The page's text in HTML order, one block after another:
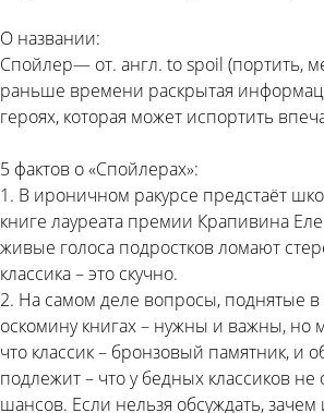
О названии:
Спойлер— от. англ. to spoil (портить,
раньше времени раскрытая
героях, которая может испортить
5 фактов о «Спойлерах»:
1. В ироничном ракурсе предстаёт
книге лауреата премии Крапивина
живые голоса подростков ломают
классика – это скучно.
2. На самом деле вопросы, поднятые
оскомину книгах – нужны и важны, но
что классик – бронзовый памятник, и
подлежит – что у бедных классиков не
шансов. Если нельзя обсуждать, зачем